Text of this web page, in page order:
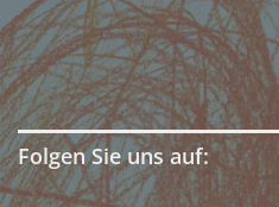
Folgen Sie uns auf: